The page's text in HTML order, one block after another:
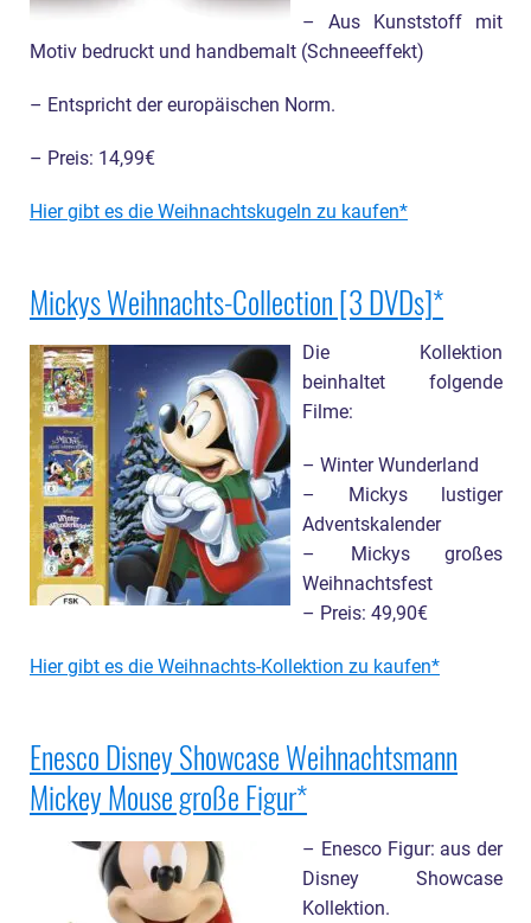
– Aus Kunststoff mit
Motiv bedruckt und handbemalt (Schneeeffekt)
– Entspricht der europäischen Norm.
– Preis: 14,99€
Hier gibt es die Weihnachtskugeln zu kaufen
Mickys Weihnachts-Collection [3 DVDs]
Die Kollektion
beinhaltet folgende
Filme:
– Winter Wunderland
– Mickys lustiger
Adventskalender
– Mickys großes
Weihnachtsfest
– Preis: 49,90€
Hier gibt es die Weihnachts-Kollektion zu kaufen
Enesco Disney Showcase Weihnachtsmann
Mickey Mouse große Figur
– Enesco Figur: aus der
Disney Showcase
Kollektion.